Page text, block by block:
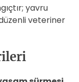
yavru
düzenli veteriner